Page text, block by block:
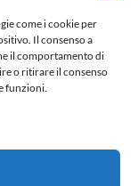
come i cookie per
Il consenso a
il comportamento di
o ritirare il consenso
funzioni.